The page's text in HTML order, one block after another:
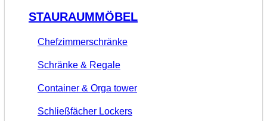
STAURAUMMÖBEL
Chefzimmerschränke
Schränke & Regale
Container & Orga tower
Schließfächer Lockers